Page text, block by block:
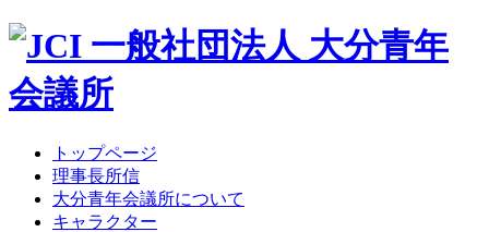
トップページ
理事長所信
大分青年会議所について
キャラクター